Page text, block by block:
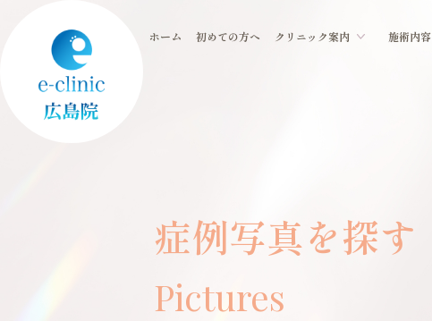
ホーム 初めての方へ クリニック案内 施術内容
症例写真を探す
Pictures